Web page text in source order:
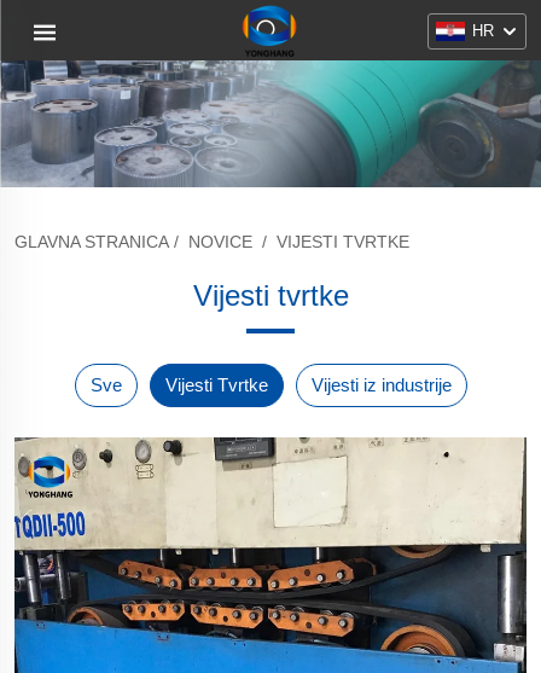
HR
GLAVNA STRANICA / NOVICE / VIJESTI TVRTKE
Vijesti tvrtke
Sve Vijesti Tvrtke Vijesti iz industrije